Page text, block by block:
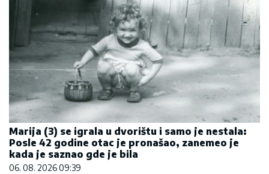
Marija (3) se igrala u dvorištu i samo je nestala:
Posle 42 godine otac je pronašao, zanemeo je
kada je saznao gde je bila
06. 08. 2026 09:39